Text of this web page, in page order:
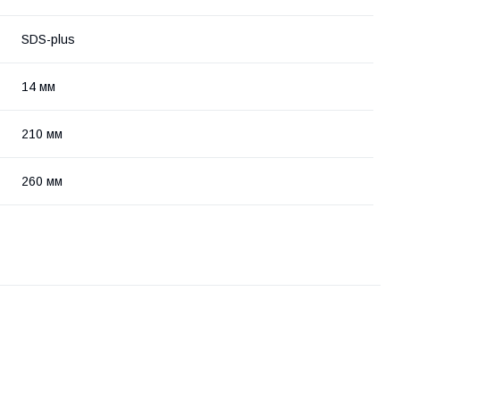
SDS-plus
14 мм
210 мм
260 мм